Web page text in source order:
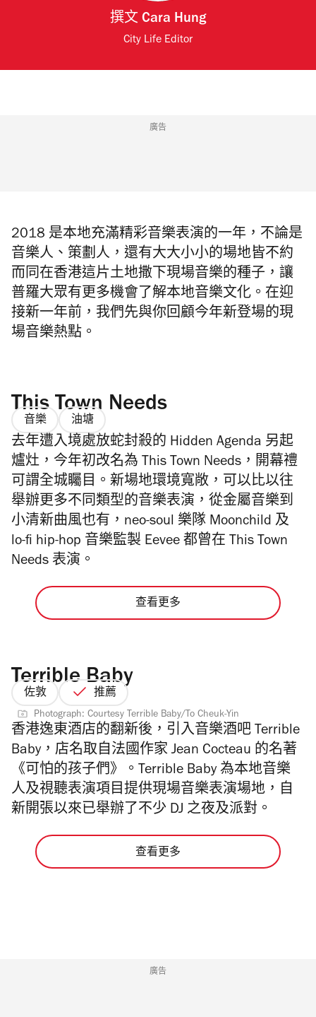
撰文 Cara Hung
City Life Editor
廣告
2018 是本地充滿精彩音樂表演的一年，不論是
音樂人、策劃人，還有大大小小的場地皆不約
而同在香港這片土地撒下現場音樂的種子，讓
普羅大眾有更多機會了解本地音樂文化。在迎
接新一年前，我們先與你回顧今年新登場的現
場音樂熱點。
This Town Needs
音樂 油塘
去年遭入境處放蛇封殺的 Hidden Agenda 另起
爐灶，今年初改名為 This Town Needs，開幕禮
可謂全城矚目。新場地環境寬敞，可以比以往
舉辦更多不同類型的音樂表演，從金屬音樂到
小清新曲風也有，neo-soul 樂隊 Moonchild 及
lo-fi hip-hop 音樂監製 Eevee 都曾在 This Town
Needs 表演。
查看更多
Terrible Baby
佐敦 推薦
Photograph: Courtesy Terrible Baby/To Cheuk-Yin
香港逸東酒店的翻新後，引入音樂酒吧 Terrible
Baby，店名取自法國作家 Jean Cocteau 的名著
《可怕的孩子們》。Terrible Baby 為本地音樂
人及視聽表演項目提供現場音樂表演場地，自
新開張以來已舉辦了不少 DJ 之夜及派對。
查看更多
廣告